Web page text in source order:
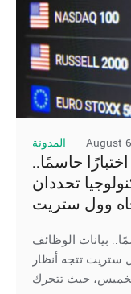
المدونة August
حاسمًا..
تحددان
وول ستريت
بيانات الوظائف
ستريت تتجه أنظار
حيث تتحرك